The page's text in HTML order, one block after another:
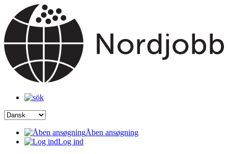
Åben ansøgning
Log ind